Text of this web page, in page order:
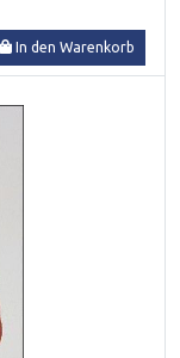
In den Warenkorb